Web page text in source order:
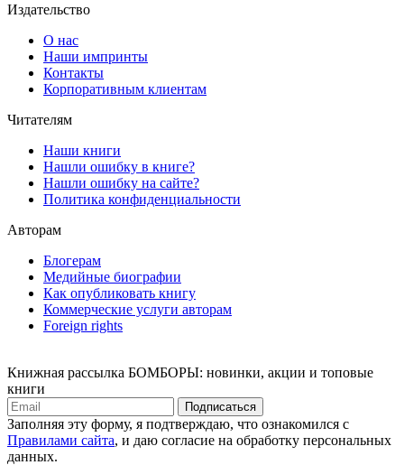
Издательство
О нас
Наши импринты
Контакты
Корпоративным клиентам
Читателям
Наши книги
Нашли ошибку в книге?
Нашли ошибку на сайте?
Политика конфиденциальности
Авторам
Блогерам
Медийные биографии
Как опубликовать книгу
Коммерческие услуги авторам
Foreign rights
Книжная рассылка БОМБОРЫ: новинки, акции и топовые
книги
Подписаться
Заполняя эту форму, я подтверждаю, что ознакомился с
Правилами сайта, и даю согласие на обработку персональных
данных.